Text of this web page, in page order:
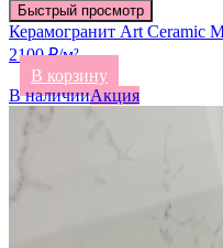
Быстрый просмотр
Керамогранит Art Ceramic
2100 ₽/м²
В корзину
В наличииАкция